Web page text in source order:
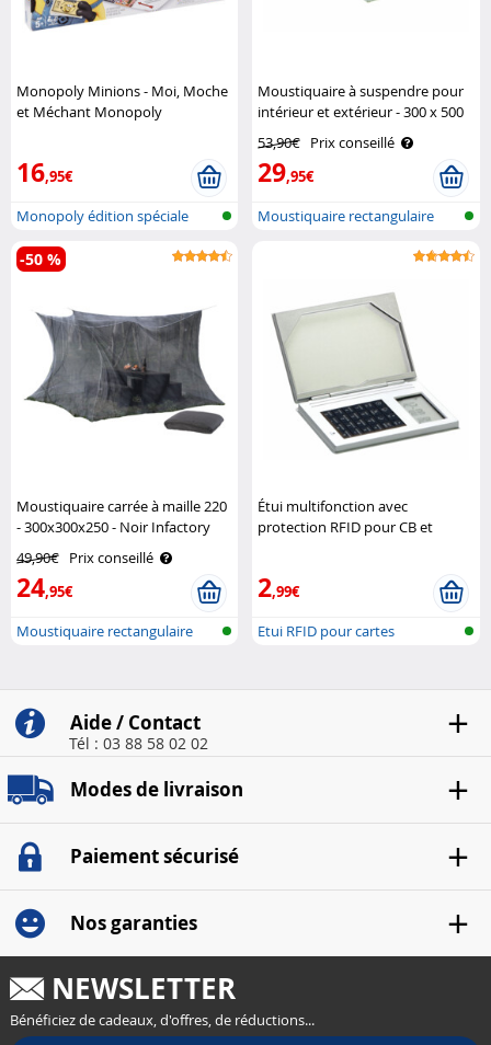
Monopoly Minions - Moi, Moche
et Méchant Monopoly
16,95€
Monopoly édition spéciale
Moustiquaire à suspendre pour
intérieur et extérieur - 300 x 500
53,90€ Prix conseillé
29,95€
Moustiquaire rectangulaire
Moustiquaire carrée à maille 220
- 300x300x250 - Noir Infactory
49,90€ Prix conseillé
24,95€
-50 %
Moustiquaire rectangulaire
Étui multifonction avec
protection RFID pour CB et
2,99€
Etui RFID pour cartes
Aide / Contact
Tél : 03 88 58 02 02
Modes de livraison
Paiement sécurisé
Nos garanties
NEWSLETTER
Bénéficiez de cadeaux, d'offres, de réductions...